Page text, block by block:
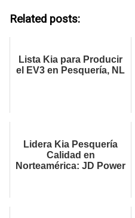
Related posts:
Lista Kia para Producir
el EV3 en Pesquería, NL
Lidera Kia Pesquería
Calidad en
Norteamérica: JD Power